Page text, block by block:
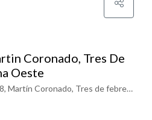
Coronado, Tres De
Oeste
Martín Coronado, Tres de febrero